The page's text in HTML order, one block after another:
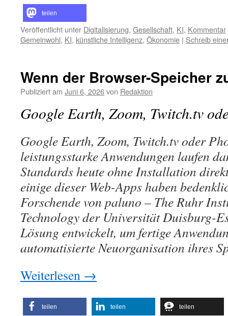
teilen
Veröffentlicht unter Digitalisierung, Gesellschaft, KI, Kommentar
Gemeinwohl, KI, künstliche Intelligenz, Ökonomie | Schreib
Wenn der Browser-Speicher
Publiziert am Juni 6, 2026von Redaktion
Google Earth, Zoom, Twitch.tv
Google Earth, Zoom, Twitch.tv oder
leistungsstarke Anwendungen laufen
Standards heute ohne Installation
einige dieser Web-Apps haben
Forschende von paluno – The Ruhr
Technology der Universität Duisburg-
Lösung entwickelt, um fertige
automatisierte Neuorganisation ihres
Weiterlesen →
teilen teilen teilen